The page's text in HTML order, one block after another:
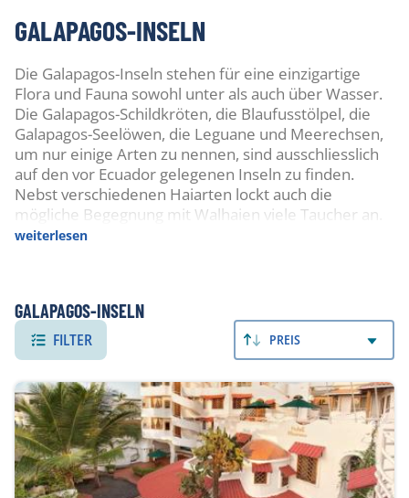
GALAPAGOS-INSELN
Die Galapagos-Inseln stehen für eine einzigartige
Flora und Fauna sowohl unter als auch über Wasser.
Die Galapagos-Schildkröten, die Blaufusstölpel, die
Galapagos-Seelöwen, die Leguane und Meerechsen,
um nur einige Arten zu nennen, sind ausschliesslich
auf den vor Ecuador gelegenen Inseln zu finden.
Nebst verschiedenen Haiarten lockt auch die
mögliche Begegnung mit Walhaien viele Taucher an.
Inseln setzen sich unter Wasser fort und schaffen
eine bizarre Landschaft mit einzigartigem Bewuchs.
Zu den grössten Attraktionen zählen riesige
Hammerhaischulen, die zahlreich vorkommenden
Galapagoshaie, Seelöwen, Schildkröten, Rochen und
an einigen Stellen können sogar Mondfische,
Pinguine und Kormorane gesehen werden.
Walhaisaison ist von Juni bis Oktober. Vor allem die
Tauchplätze rund um die weiter entfernten Inseln
Wolf & Darwin bieten ein breites Spektrum an
weiterlesen
GALAPAGOS-INSELN
FILTER PREIS